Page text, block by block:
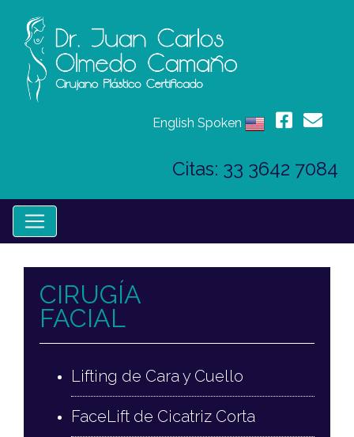
English Spoken
Citas: 33 3642 7084
CIRUGÍA
FACIAL
Lifting de Cara y Cuello
FaceLift de Cicatriz Corta